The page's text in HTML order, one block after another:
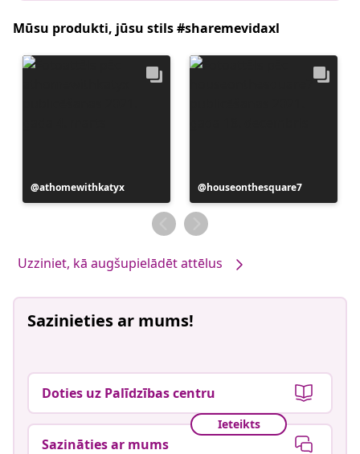
Mūsu produkti, jūsu stils #sharemevidaxl
Ierakstu
publicējis
athomewithkatyx
Ierakstu
publicējis
houseonthesquare7
Uzziniet, kā augšupielādēt attēlus
Sazinieties ar mums!
Doties uz Palīdzības centru
Ieteikts
Sazināties ar mums